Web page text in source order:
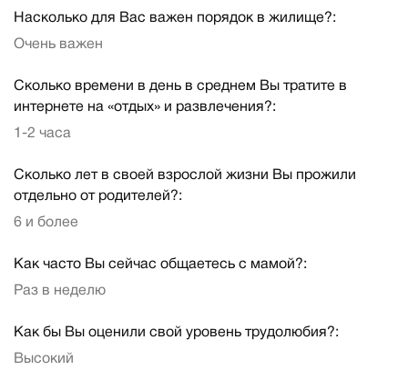
Насколько для Вас важен порядок в жилище?:
Очень важен
Сколько времени в день в среднем Вы тратите в
интернете на «отдых» и развлечения?:
1-2 часа
Сколько лет в своей взрослой жизни Вы прожили
отдельно от родителей?:
6 и более
Как часто Вы сейчас общаетесь с мамой?:
Раз в неделю
Как бы Вы оценили свой уровень трудолюбия?:
Высокий